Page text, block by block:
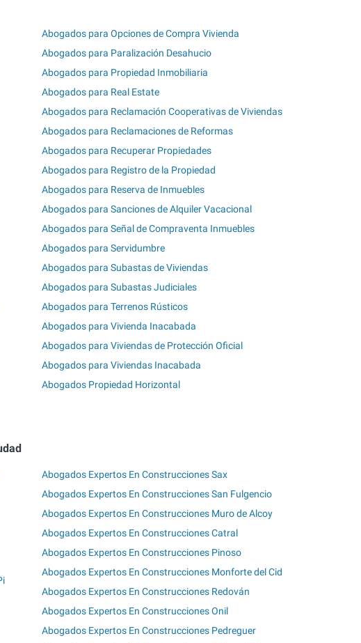
Abogados para Opciones de Compra Vivienda
Abogados para Paralización Desahucio
Abogados para Propiedad Inmobiliaria
Abogados para Real Estate
Abogados para Reclamación Cooperativas de Viviendas
Abogados para Reclamaciones de Reformas
Abogados para Recuperar Propiedades
Abogados para Registro de la Propiedad
Abogados para Reserva de Inmuebles
Abogados para Sanciones de Alquiler Vacacional
Abogados para Señal de Compraventa Inmuebles
Abogados para Servidumbre
Abogados para Subastas de Viviendas
Abogados para Subastas Judiciales
Abogados para Terrenos Rústicos
Abogados para Vivienda Inacabada
Abogados para Viviendas de Protección Oficial
Abogados para Viviendas Inacabada
Abogados Propiedad Horizontal
Abogados Expertos En Construcciones Sax
Abogados Expertos En Construcciones San Fulgencio
Abogados Expertos En Construcciones Muro de Alcoy
Abogados Expertos En Construcciones Catral
Abogados Expertos En Construcciones Pinoso
Abogados Expertos En Construcciones Monforte del Cid
Abogados Expertos En Construcciones Redován
Abogados Expertos En Construcciones Onil
Abogados Expertos En Construcciones Pedreguer